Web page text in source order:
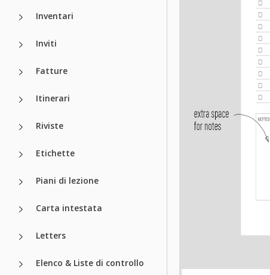
Inventari
Inviti
Fatture
Itinerari
Riviste
Etichette
Piani di lezione
Carta intestata
Letters
Elenco & Liste di controllo